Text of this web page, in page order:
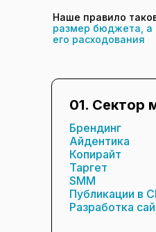
Брендинг
Айдентика
Копирайт
Таргет
SMM
Публикации в
Разработка
01. Сектор
Наше правило
размер бюджета, а
его расходования